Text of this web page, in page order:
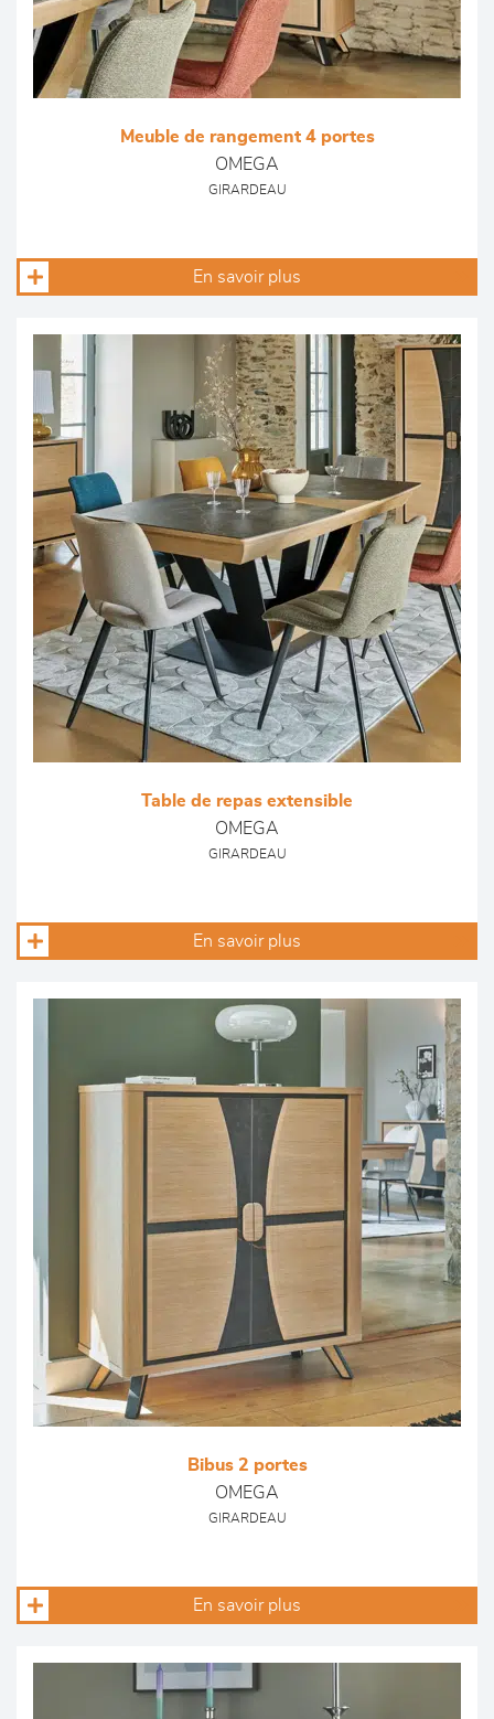
Meuble de rangement 4 portes
OMEGA
GIRARDEAU
En savoir plus
Table de repas extensible
OMEGA
GIRARDEAU
En savoir plus
Bibus 2 portes
OMEGA
GIRARDEAU
En savoir plus